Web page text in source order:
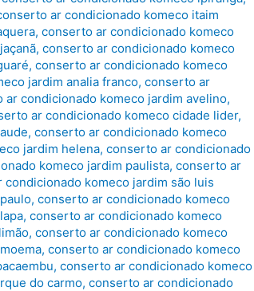
ar condicionado komeco itaim
,conserto ar condicionado komeco
,conserto ar condicionado komeco
,conserto ar condicionado komeco
jardim analia franco,conserto ar
ar condicionado komeco jardim avelino,
ar condicionado komeco cidade lider,
,conserto ar condicionado komeco
jardim helena,conserto ar condicionado
komeco jardim paulista,conserto ar
condicionado komeco jardim são luis
,conserto ar condicionado komeco
,conserto ar condicionado komeco
,conserto ar condicionado komeco
,conserto ar condicionado komeco
,conserto ar condicionado komeco
do carmo,conserto ar condicionado